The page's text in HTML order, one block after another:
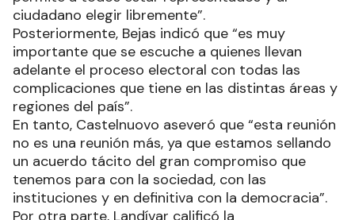
ciudadano elegir libremente”.
Posteriormente, Bejas indicó que “es muy
importante que se escuche a quienes llevan
adelante el proceso electoral con todas las
complicaciones que tiene en las distintas áreas y
regiones del país”.
En tanto, Castelnuovo aseveró que “esta reunión
no es una reunión más, ya que estamos sellando
un acuerdo tácito del gran compromiso que
tenemos para con la sociedad, con las
instituciones y en definitiva con la democracia”.
Por otra parte, Landívar calificó la